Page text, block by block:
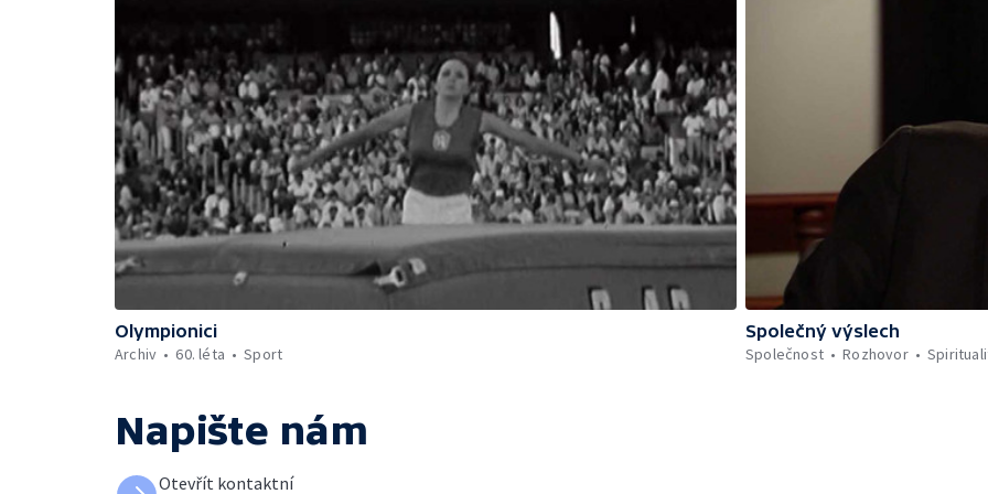
Olympionici
Archiv
60. léta Sport
Společný výslech
Společnost
Rozhovor
Napište nám
Otevřít kontaktní